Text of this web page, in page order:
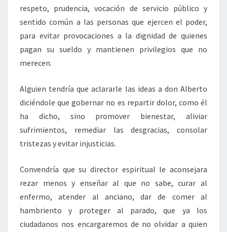
respeto, prudencia, vocación de servicio público y
sentido común a las personas que ejercen el poder,
para evitar provocaciones a la dignidad de quienes
pagan su sueldo y mantienen privilegios que no
merecen.
Alguien tendría que aclararle las ideas a don Alberto
diciéndole que gobernar no es repartir dolor, como él
ha dicho, sino promover bienestar, aliviar
sufrimientos, remediar las desgracias, consolar
tristezas y evitar injusticias.
Convendría que su director espiritual le aconsejara
rezar menos y enseñar al que no sabe, curar al
enfermo, atender al anciano, dar de comer al
hambriento y proteger al parado, que ya los
ciudadanos nos encargaremos de no olvidar a quien